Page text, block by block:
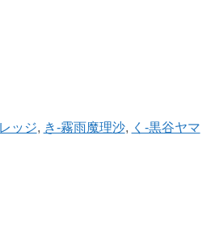
ッジ, き-霧雨魔理沙, く-黒谷ヤマ